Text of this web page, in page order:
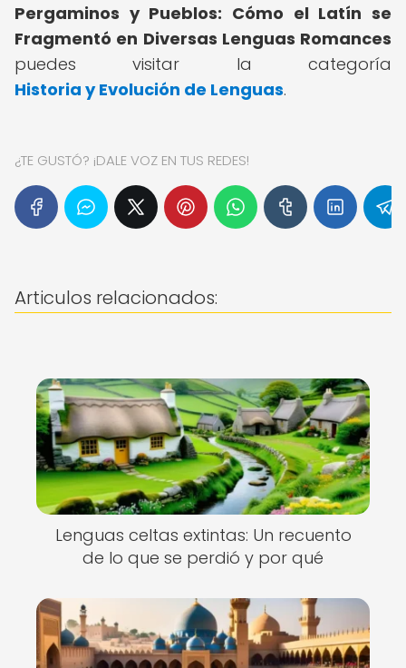
Pergaminos y Pueblos: Cómo el Latín se
Fragmentó en Diversas Lenguas Romances
puedes visitar la categoría
Historia y Evolución de Lenguas.
¿TE GUSTÓ? ¡DALE VOZ EN TUS REDES!
Articulos relacionados:
Lenguas celtas extintas: Un recuento
de lo que se perdió y por qué